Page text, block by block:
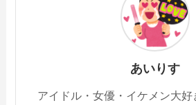
あいりす
アイドル・女優・イケメン大好